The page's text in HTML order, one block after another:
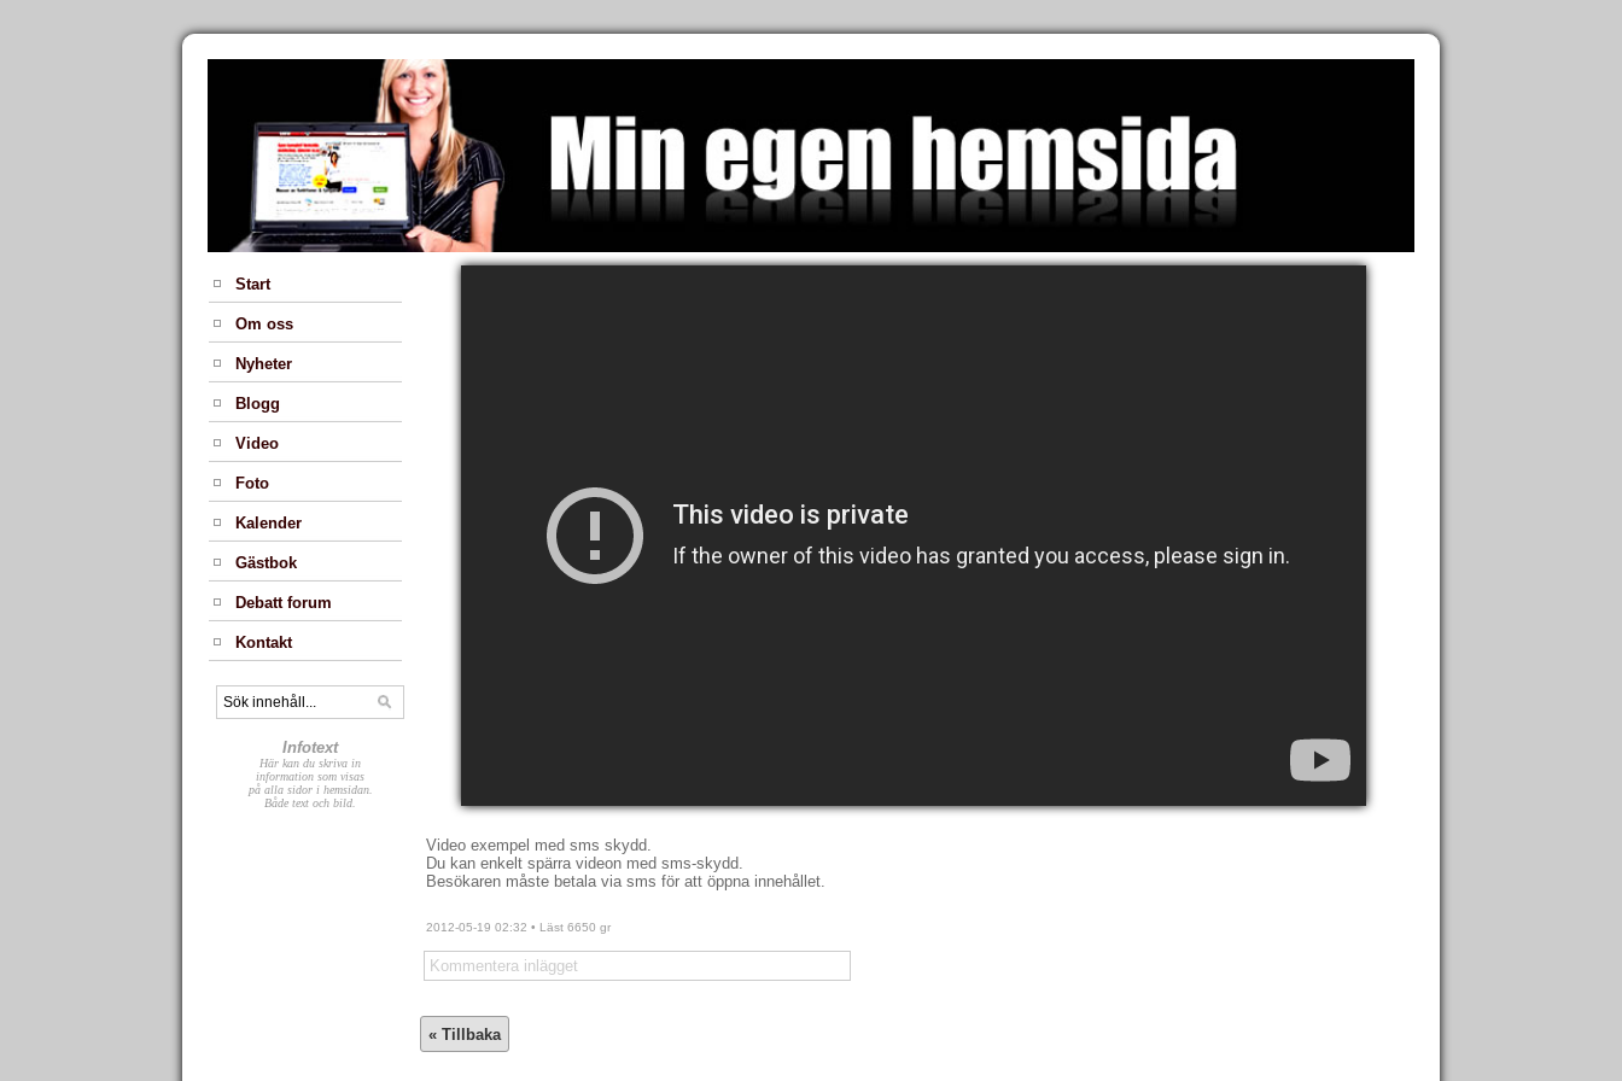
Start
Om oss
Nyheter
Blogg
Video
Foto
Kalender
Gästbok
Debatt forum
Kontakt
Infotext
Här kan du skriva in
information som visas
på alla sidor i hemsidan.
Både text och bild.
Video exempel med sms skydd.
Du kan enkelt spärra videon med sms-skydd.
Besökaren måste betala via sms för att öppna innehållet.
2012-05-19 02:32 • Läst 6650 gr
Kommentera inlägget